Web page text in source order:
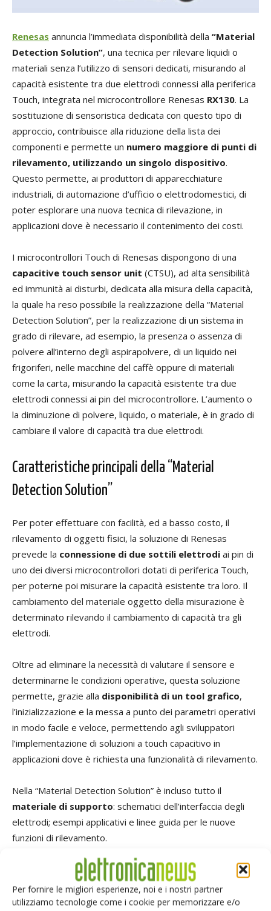
Per fornire le migliori esperienze, noi e i nostri partner
utilizziamo tecnologie come i cookie per memorizzare e/o
Renesas annuncia l’immediata disponibilità della “Material
Detection Solution”, una tecnica per rilevare liquidi o
materiali senza l’utilizzo di sensori dedicati, misurando al
capacità esistente tra due elettrodi connessi alla periferica
Touch, integrata nel microcontrollore Renesas RX130. La
sostituzione di sensoristica dedicata con questo tipo di
approccio, contribuisce alla riduzione della lista dei
componenti e permette un numero maggiore di punti di
rilevamento, utilizzando un singolo dispositivo.
Questo permette, ai produttori di apparecchiature
industriali, di automazione d’ufficio o elettrodomestici, di
poter esplorare una nuova tecnica di rilevazione, in
applicazioni dove è necessario il contenimento dei costi.
I microcontrollori Touch di Renesas dispongono di una
capacitive touch sensor unit (CTSU), ad alta sensibilità
ed immunità ai disturbi, dedicata alla misura della capacità,
la quale ha reso possibile la realizzazione della “Material
Detection Solution”, per la realizzazione di un sistema in
grado di rilevare, ad esempio, la presenza o assenza di
polvere all’interno degli aspirapolvere, di un liquido nei
frigoriferi, nelle macchine del caffè oppure di materiali
come la carta, misurando la capacità esistente tra due
elettrodi connessi ai pin del microcontrollore. L’aumento o
la diminuzione di polvere, liquido, o materiale, è in grado di
cambiare il valore di capacità tra due elettrodi.
Caratteristiche principali della “Material
Detection Solution”
Per poter effettuare con facilità, ed a basso costo, il
rilevamento di oggetti fisici, la soluzione di Renesas
prevede la connessione di due sottili elettrodi ai pin di
uno dei diversi microcontrollori dotati di periferica Touch,
per poterne poi misurare la capacità esistente tra loro. Il
cambiamento del materiale oggetto della misurazione è
determinato rilevando il cambiamento di capacità tra gli
elettrodi.
Oltre ad eliminare la necessità di valutare il sensore e
determinarne le condizioni operative, questa soluzione
permette, grazie alla disponibilità di un tool grafico,
l’inizializzazione e la messa a punto dei parametri operativi
in modo facile e veloce, permettendo agli sviluppatori
l’implementazione di soluzioni a touch capacitivo in
applicazioni dove è richiesta una funzionalità di rilevamento.
Nella “Material Detection Solution” è incluso tutto il
materiale di supporto: schematici dell’interfaccia degli
elettrodi; esempi applicativi e linee guida per le nuove
funzioni di rilevamento.